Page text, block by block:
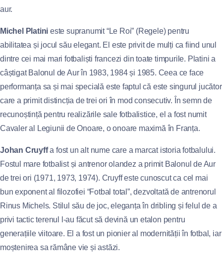
aur.
Michel Platini este supranumit “Le Roi” (Regele) pentru
abilitatea și jocul său elegant. El este privit de mulți ca fiind unul
dintre cei mai mari fotbaliști francezi din toate timpurile. Platini a
câștigat Balonul de Aur în 1983, 1984 și 1985. Ceea ce face
performanța sa și mai specială este faptul că este singurul jucător
care a primit distincția de trei ori în mod consecutiv. În semn de
recunoștință pentru realizările sale fotbalistice, el a fost numit
Cavaler al Legiunii de Onoare, o onoare maximă în Franța.
Johan Cruyffa fost un alt nume care a marcat istoria fotbalului.
Fostul mare fotbalist și antrenor olandez a primit Balonul de Aur
de trei ori (1971, 1973, 1974). Cruyff este cunoscut ca cel mai
bun exponent al filozofiei “Fotbal total”, dezvoltată de antrenorul
Rinus Michels. Stilul său de joc, eleganța în dribling și felul de a
privi tactic terenul l-au făcut să devină un etalon pentru
generațiile viitoare. El a fost un pionier al modernității în fotbal, iar
moștenirea sa rămâne vie și astăzi.